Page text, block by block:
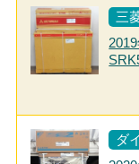
三
ダ